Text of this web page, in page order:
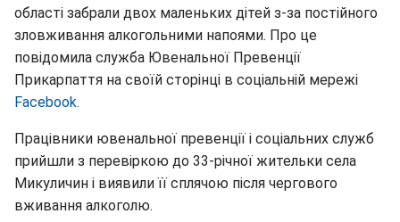
області забрали двох маленьких дітей з-за постійного
зловживання алкогольними напоями. Про це
повідомила служба Ювенальної Превенції
Прикарпаття на своїй сторінці в соціальній мережі
Facebook.
Працівники ювенальної превенції і соціальних служб
прийшли з перевіркою до 33-річної жительки села
Микуличин і виявили її сплячою після чергового
вживання алкоголю.